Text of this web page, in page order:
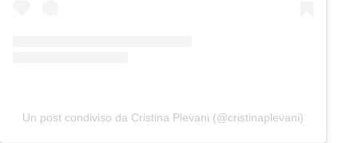
Un post condiviso da Cristina Plevani (@cristinaplevani)